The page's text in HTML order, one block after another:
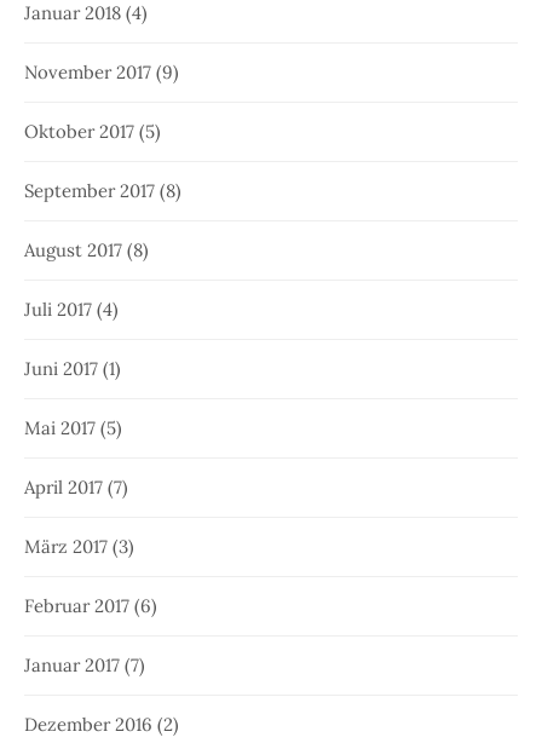
Januar 2018 (4)
November 2017 (9)
Oktober 2017 (5)
September 2017 (8)
August 2017 (8)
Juli 2017 (4)
Juni 2017 (1)
Mai 2017 (5)
April 2017 (7)
März 2017 (3)
Februar 2017 (6)
Januar 2017 (7)
Dezember 2016 (2)